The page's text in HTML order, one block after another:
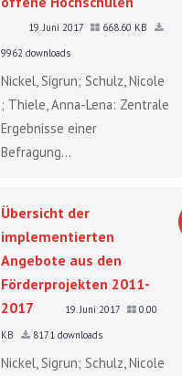
19. Juni 2017
668.60 KB
9962 downloads
Nickel, Sigrun; Schulz, Nicole
; Thiele, Anna-Lena: Zentrale
Ergebnisse einer
Befragung...
Übersicht der
implementierten
Angebote aus den
Förderprojekten 2011-
2017
19. Juni 2017
0.00
KB
8171 downloads
Nickel, Sigrun; Schulz, Nicole